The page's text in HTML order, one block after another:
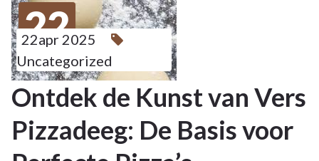
22
APR 2025
22apr 2025
Uncategorized
Ontdek de Kunst van Vers
Pizzadeeg: De Basis voor